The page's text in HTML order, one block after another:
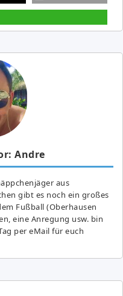
Andre
aus
gibt es noch ein großes
Fußball (Oberhausen
eine Anregung usw. bin
per eMail für euch